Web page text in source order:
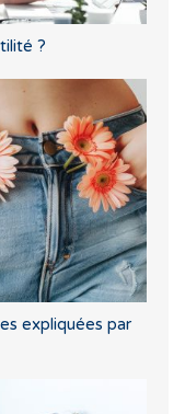
?
expliquées par